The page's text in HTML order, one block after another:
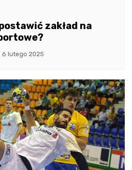
zakład na
6 lutego 2025